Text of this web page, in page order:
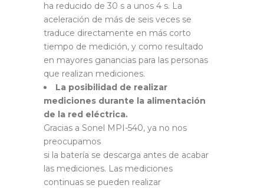
ha reducido de 30 s a unos 4 s. La
aceleración de más de seis veces se
traduce directamente en más corto
tiempo de medición, y como resultado
en mayores ganancias para las personas
que realizan mediciones.
La posibilidad de realizar
mediciones durante la alimentación
de la red eléctrica.
Gracias a Sonel MPI-540, ya no nos
preocupamos
si la batería se descarga antes de acabar
las mediciones. Las mediciones
continuas se pueden realizar